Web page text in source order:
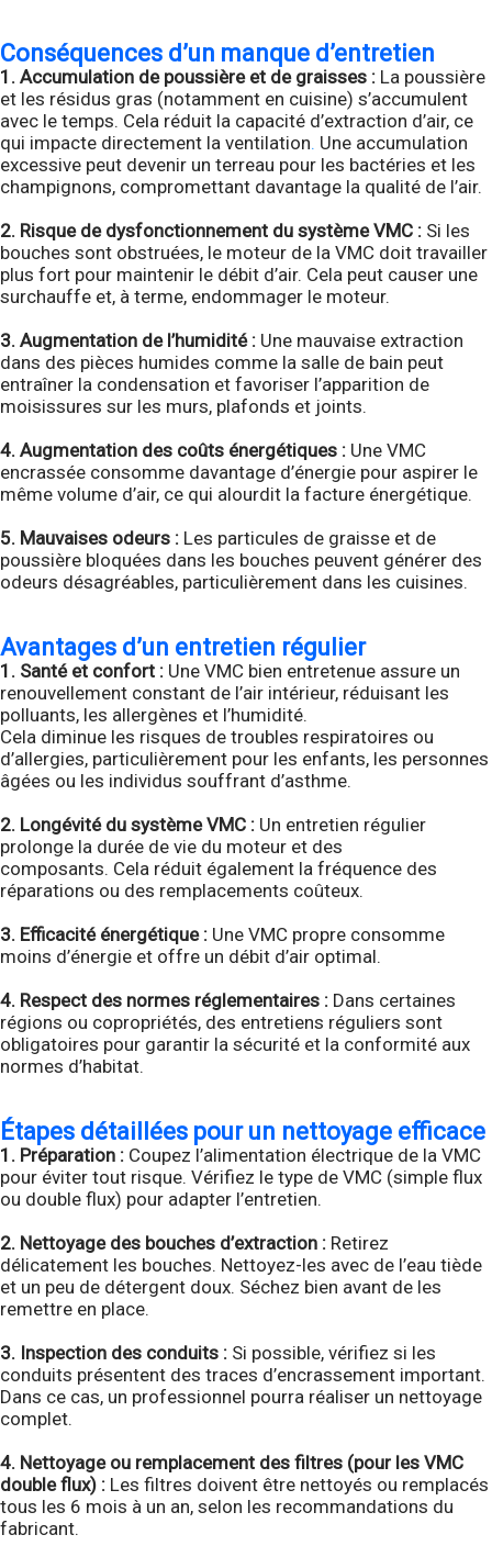
Conséquences d’un manque d’entretien
1. Accumulation de poussière et de graisses : La poussière
et les résidus gras (notamment en cuisine) s’accumulent
avec le temps. Cela réduit la capacité d’extraction d’air, ce
qui impacte directement la ventilation. Une accumulation
excessive peut devenir un terreau pour les bactéries et les
champignons, compromettant davantage la qualité de l’air.
2. Risque de dysfonctionnement du système VMC : Si les
bouches sont obstruées, le moteur de la VMC doit travailler
plus fort pour maintenir le débit d’air. Cela peut causer une
surchauffe et, à terme, endommager le moteur.
3. Augmentation de l’humidité : Une mauvaise extraction
dans des pièces humides comme la salle de bain peut
entraîner la condensation et favoriser l’apparition de
moisissures sur les murs, plafonds et joints.
4. Augmentation des coûts énergétiques : Une VMC
encrassée consomme davantage d’énergie pour aspirer le
même volume d’air, ce qui alourdit la facture énergétique.
5. Mauvaises odeurs : Les particules de graisse et de
poussière bloquées dans les bouches peuvent générer des
odeurs désagréables, particulièrement dans les cuisines.
Avantages d’un entretien régulier
1. Santé et confort : Une VMC bien entretenue assure un
renouvellement constant de l’air intérieur, réduisant les
polluants, les allergènes et l’humidité.
Cela diminue les risques de troubles respiratoires ou
d’allergies, particulièrement pour les enfants, les personnes
âgées ou les individus souffrant d’asthme.
2. Longévité du système VMC : Un entretien régulier
prolonge la durée de vie du moteur et des
composants. Cela réduit également la fréquence des
réparations ou des remplacements coûteux.
3. Efficacité énergétique : Une VMC propre consomme
moins d’énergie et offre un débit d’air optimal.
4. Respect des normes réglementaires : Dans certaines
régions ou copropriétés, des entretiens réguliers sont
obligatoires pour garantir la sécurité et la conformité aux
normes d’habitat.
Étapes détaillées pour un nettoyage efficace
1. Préparation : Coupez l’alimentation électrique de la VMC
pour éviter tout risque. Vérifiez le type de VMC (simple flux
ou double flux) pour adapter l’entretien.
2. Nettoyage des bouches d’extraction : Retirez
délicatement les bouches. Nettoyez-les avec de l’eau tiède
et un peu de détergent doux. Séchez bien avant de les
remettre en place.
3. Inspection des conduits : Si possible, vérifiez si les
conduits présentent des traces d’encrassement important.
Dans ce cas, un professionnel pourra réaliser un nettoyage
complet.
4. Nettoyage ou remplacement des filtres (pour les VMC
double flux) : Les filtres doivent être nettoyés ou remplacés
tous les 6 mois à un an, selon les recommandations du
fabricant.